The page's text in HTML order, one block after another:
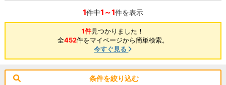
1件中1～1件を表示
1件見つかりました！
全452件をマイページから簡単検索。
今すぐ見る
条件を絞り込む